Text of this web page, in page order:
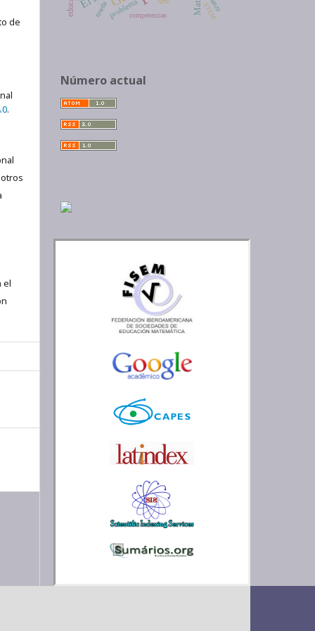
de
.
otros
el
problema
reseña competencias STEM
Número actual